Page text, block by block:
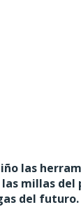
las
millas del
del futuro.